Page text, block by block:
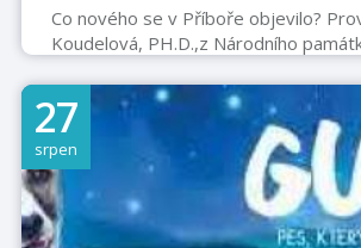
Co nového se v Příboře objevilo?
Koudelová, PH.D.,z Národního
prohlídkou v TIC Příbor - 556 455 444
27
srpen